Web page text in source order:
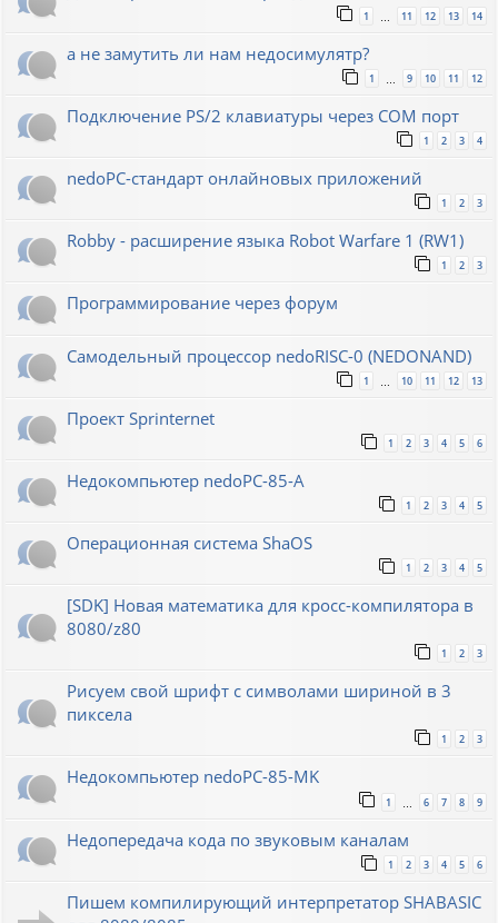
1 11 12 13 14
а не замутить ли нам недосимулятр?
1 9 10 11 12
Подключение PS/2 клавиатуры через COM порт
1 2 3 4
nedoPC-стандарт онлайновых приложений
1 2 3
Robby - расширение языка Robot Warfare 1 (RW1)
1 2 3
Программирование через форум
Самодельный процессор nedoRISC-0 (NEDONAND)
1 10 11 12 13
Проект Sprinternet
1 2 3 4 5 6
Недокомпьютер nedoPC-85-A
1 2 3 4 5
Операционная система ShaOS
1 2 3 4 5
[SDK] Новая математика для кросс-компилятора в
8080/z80
1 2 3
Рисуем свой шрифт с символами шириной в 3
пиксела
1 2 3
Недокомпьютер nedoPC-85-MK
1 6 7 8 9
Недопередача кода по звуковым каналам
1 2 3 4 5 6
Пишем компилирующий интерпретатор SHABASIC